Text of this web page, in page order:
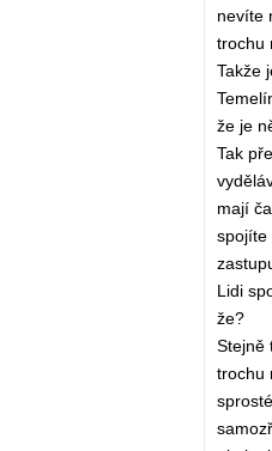
nevíte
trochu
Takže
že je
Tak
mají
spojíte
Lidi
že?
Stejně
trochu